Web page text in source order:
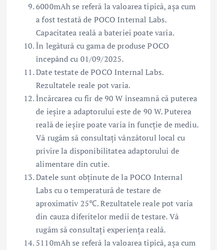
6000mAh se referă la valoarea tipică, așa cum
a fost testată de POCO Internal Labs.
Capacitatea reală a bateriei poate varia.
În legătură cu gama de produse POCO
începând cu 01/09/2025.
Date testate de POCO Internal Labs.
Rezultatele reale pot varia.
Încărcarea cu fir de 90 W înseamnă că puterea
de ieșire a adaptorului este de 90 W. Puterea
reală de ieșire poate varia în funcție de mediu.
Vă rugăm să consultați vânzătorul local cu
privire la disponibilitatea adaptorului de
alimentare din cutie.
Datele sunt obținute de la POCO Internal
Labs cu o temperatură de testare de
aproximativ 25℃. Rezultatele reale pot varia
din cauza diferitelor medii de testare. Vă
rugăm să consultați experiența reală.
5110mAh se referă la valoarea tipică, așa cum